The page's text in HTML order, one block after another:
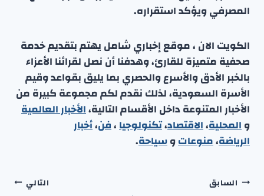
المصرفي ويؤكد استقراره.
الكويت الان ، موقع إخباري شامل يهتم بتقديم خدمة
صحفية متميزة للقارئ، وهدفنا أن نصل لقرائنا الأعزاء
بالخبر الأدق والأسرع والحصري بما يليق بقواعد وقيم
الأسرة السعودية، لذلك نقدم لكم مجموعة كبيرة من
الأخبار المتنوعة داخل الأقسام التالية،الأخبار العالمية
والمحلية،الاقتصاد،تكنولوجيا،فن،أخبار
الرياضة،منوعاتوسياحة.
تصفّح
السابق التالي